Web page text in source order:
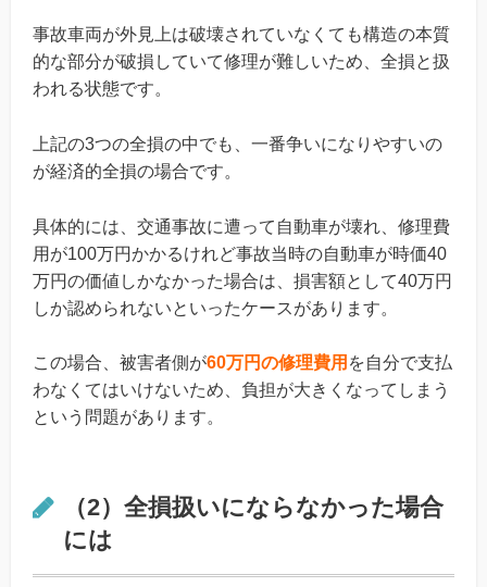
事故車両が外見上は破壊されていなくても構造の本質
的な部分が破損していて修理が難しいため、全損と扱
われる状態です。
上記の3つの全損の中でも、一番争いになりやすいの
が経済的全損の場合です。
具体的には、交通事故に遭って自動車が壊れ、修理費
用が100万円かかるけれど事故当時の自動車が時価40
万円の価値しかなかった場合は、損害額として40万円
しか認められないといったケースがあります。
この場合、被害者側が60万円の修理費用 を自分で支払
わなくてはいけないため、負担が大きくなってしまう
という問題があります。
（2）全損扱いにならなかった場合
には